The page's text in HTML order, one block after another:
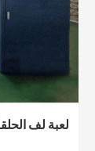
لعبة لف